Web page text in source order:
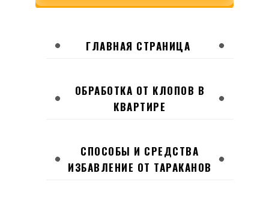
ГЛАВНАЯ СТРАНИЦА
ОБРАБОТКА ОТ КЛОПОВ В
КВАРТИРЕ
СПОСОБЫ И СРЕДСТВА
ИЗБАВЛЕНИЕ ОТ ТАРАКАНОВ